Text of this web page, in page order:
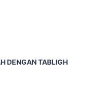
DENGAN TABLIGH